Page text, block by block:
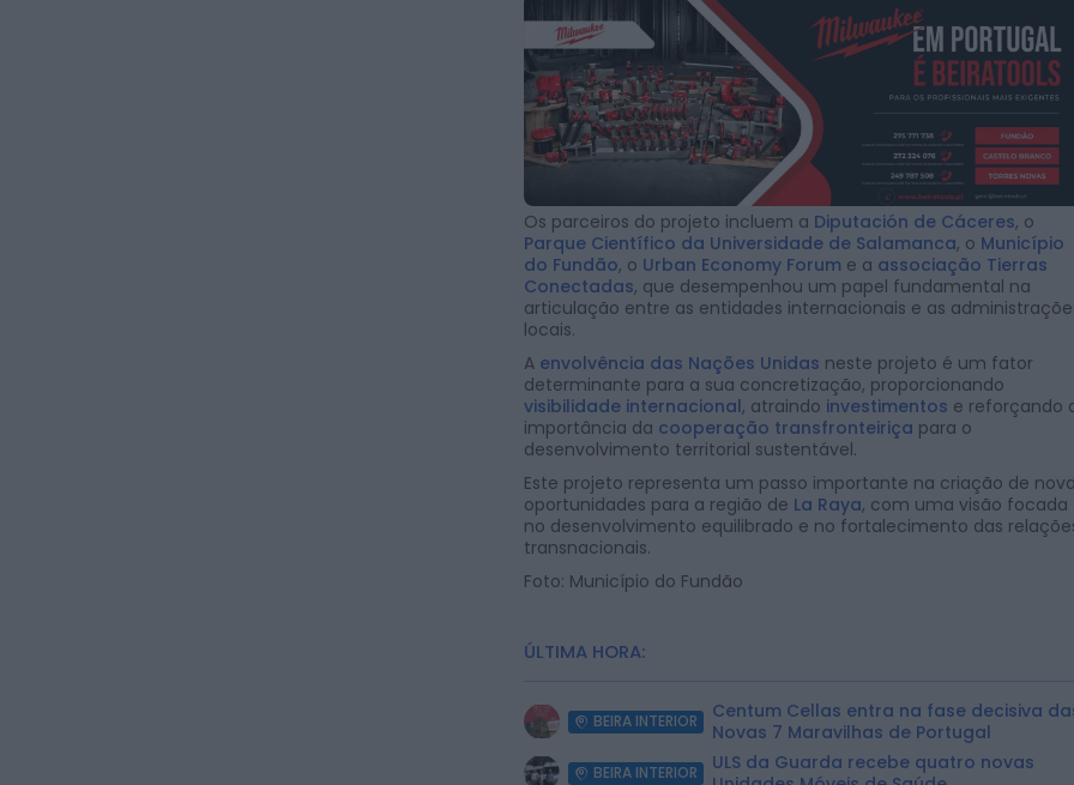
Os parceiros do projeto incluem a Diputación de Cáceres, o
Parque Científico da Universidade de Salamanca, o Município
do Fundão, o Urban Economy Forum e a associação Tierras
Conectadas, que desempenhou um papel fundamental na
articulação entre as entidades internacionais e as
locais.
A envolvência das Nações Unidas neste projeto é um fator
determinante para a sua concretização, proporcionando
visibilidade internacional, atraindo investimentos e reforçando
importância da cooperação transfronteiriça para o
desenvolvimento territorial sustentável.
Este projeto representa um passo importante na criação de
oportunidades para a região de La Raya, com uma visão focada
no desenvolvimento equilibrado e no fortalecimento das
transnacionais.
Foto: Município do Fundão
ÚLTIMA HORA:
BEIRA INTERIOR
Centum Cellas entra na fase decisiva
Novas 7 Maravilhas de Portugal
BEIRA INTERIOR
ULS da Guarda recebe quatro novas